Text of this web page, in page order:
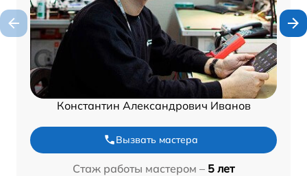
Константин Александрович Иванов
Вызвать мастера
Стаж работы мастером – 5 лет